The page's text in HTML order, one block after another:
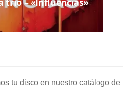
trío – «Influencias»
tu disco en nuestro catálogo de